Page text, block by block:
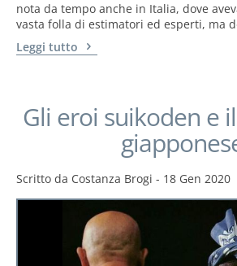
nota da tempo anche in Italia, dove
vasta folla di estimatori ed esperti, ma
Leggi tutto
Gli eroi suikoden e
Scritto da Costanza Brogi - 18 Gen 2020